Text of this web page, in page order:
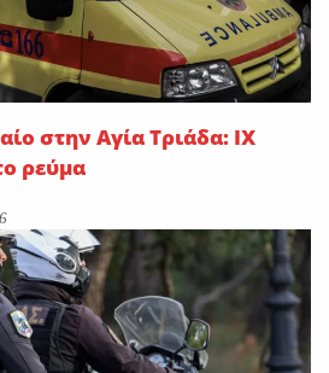
στην Αγία Τριάδα: ΙΧ
ρεύμα